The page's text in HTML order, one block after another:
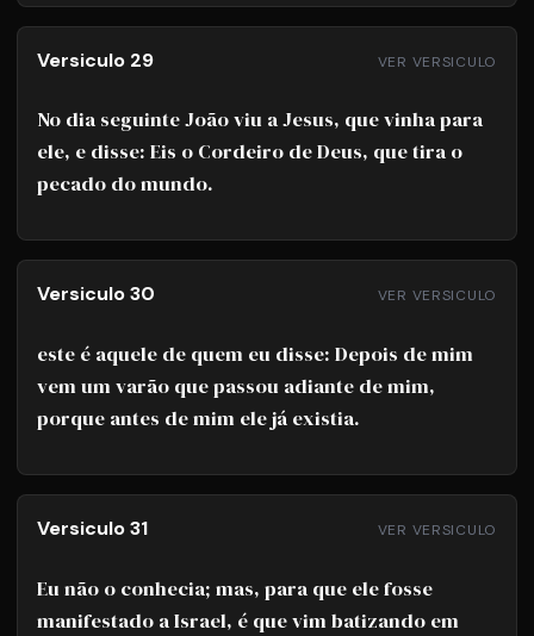
Versiculo 29 VER VERSICULO
No dia seguinte João viu a Jesus, que vinha para
ele, e disse: Eis o Cordeiro de Deus, que tira o
pecado do mundo.
Versiculo 30 VER VERSICULO
este é aquele de quem eu disse: Depois de mim
vem um varão que passou adiante de mim,
porque antes de mim ele já existia.
Versiculo 31 VER VERSICULO
Eu não o conhecia; mas, para que ele fosse
manifestado a Israel, é que vim batizando em